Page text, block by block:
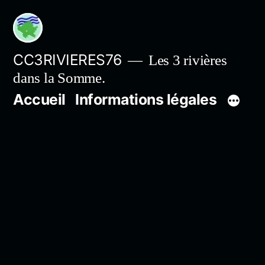
Aller
contenu
CC3RIVIERES76
Les 3 rivières
dans la Somme.
Accueil Informations légales